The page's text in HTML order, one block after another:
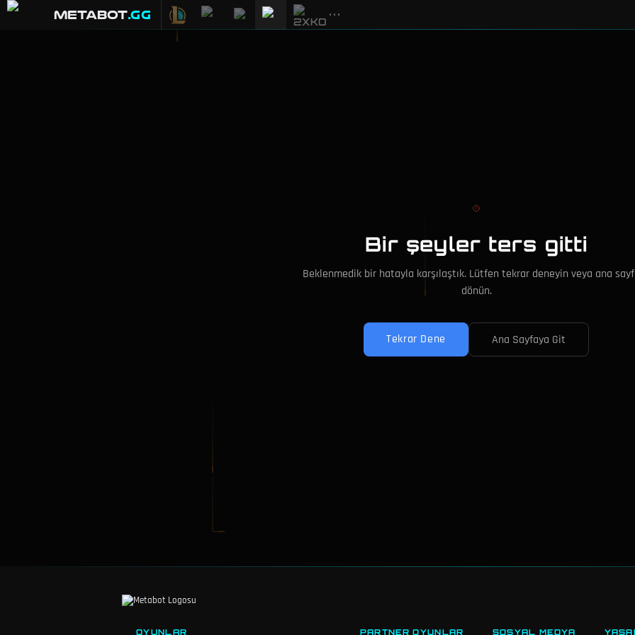
METABOT.gg •••
Bir şeyler ters gitti
Beklenmedik bir hatayla karşılaştık. Lütfen tekrar deneyin veya ana
dönün.
Tekrar Dene Ana Sayfaya Git
OYUNLAR PARTNER OYUNLAR SOSYAL MEDYA